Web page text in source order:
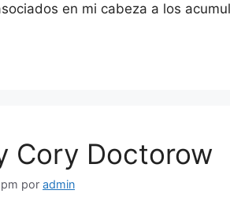
en mi cabeza a los
Cory Doctorow
por admin